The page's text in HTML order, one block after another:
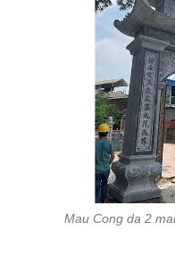
Mau Cong da 2